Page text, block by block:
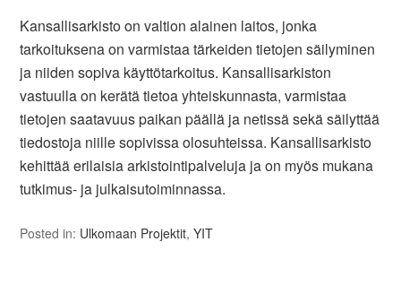
Kansallisarkisto on valtion alainen laitos, jonka
tarkoituksena on varmistaa tärkeiden tietojen säilyminen
ja niiden sopiva käyttötarkoitus. Kansallisarkiston
vastuulla on kerätä tietoa yhteiskunnasta, varmistaa
tietojen saatavuus paikan päällä ja netissä sekä säilyttää
tiedostoja niille sopivissa olosuhteissa. Kansallisarkisto
kehittää erilaisia arkistointipalveluja ja on myös mukana
tutkimus- ja julkaisutoiminnassa.
Posted in: Ulkomaan Projektit,YIT